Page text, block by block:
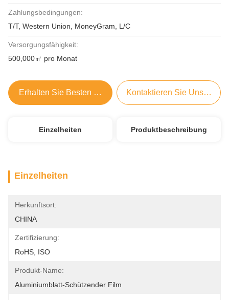
Zahlungsbedingungen:
T/T, Western Union, MoneyGram, L/C
Versorgungsfähigkeit:
500,000㎡ pro Monat
Erhalten Sie Besten Preis Kontaktieren Sie Uns Jetzt
Einzelheiten Produktbeschreibung
Einzelheiten
Herkunftsort:
CHINA
Zertifizierung:
RoHS, ISO
Produkt-Name:
Aluminiumblatt-Schützender Film